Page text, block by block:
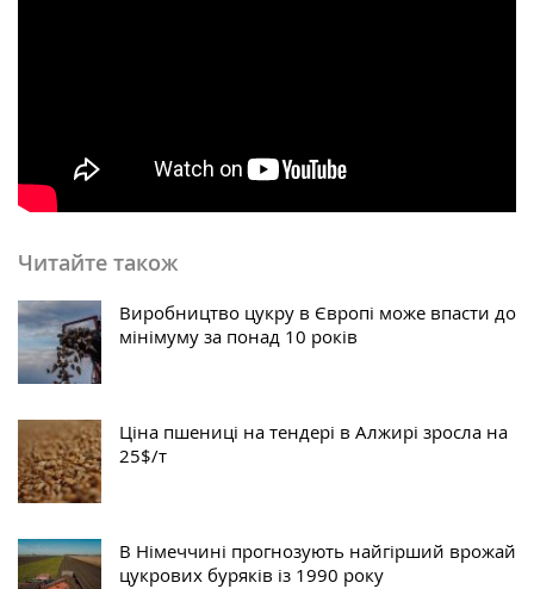
Читайте також
Виробництво цукру в Європі може впасти до
мінімуму за понад 10 років
Ціна пшениці на тендері в Алжирі зросла на
25$/т
В Німеччині прогнозують найгірший врожай
цукрових буряків із 1990 року